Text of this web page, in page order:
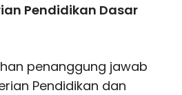
Pendidikan Dasar
penanggung jawab
Pendidikan dan